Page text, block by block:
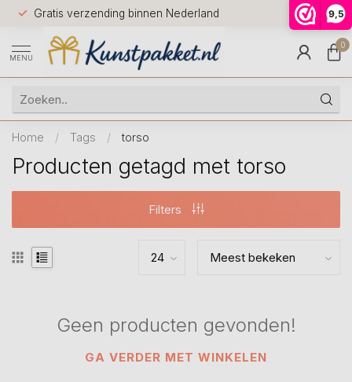
9,5
Gratis verzending binnen Nederland
Voor
huis
9.5
MENU
0
Home / Tags / torso
Producten getagd met torso
Filters
Geen producten gevonden!
GA VERDER MET WINKELEN